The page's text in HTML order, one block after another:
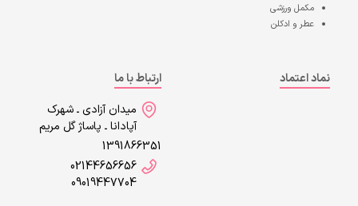
مکمل ورزشی
عطر و ادکلن
نماد اعتماد
ارتباط با ما
میدان آزادی ـ شهرک
آپادانا ـ پاساژ گل مریم
1391866351
02144656656
09019447704